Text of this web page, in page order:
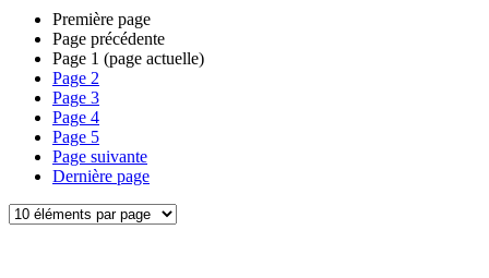
Première page
Page précédente
Page 1 (page actuelle)
Page 2
Page 3
Page 4
Page 5
Page suivante
Dernière page